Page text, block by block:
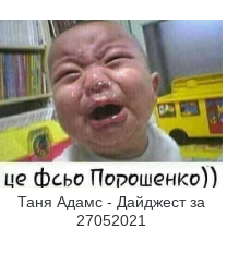
Таня Адамс - Дайджест за
27052021